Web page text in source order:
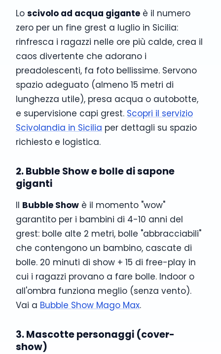
Lo scivolo ad acqua gigante è il numero
zero per un fine grest a luglio in Sicilia:
rinfresca i ragazzi nelle ore più calde, crea il
caos divertente che adorano i
preadolescenti, fa foto bellissime. Servono
spazio adeguato (almeno 15 metri di
lunghezza utile), presa acqua o autobotte,
e supervisione capi grest. Scopri il servizio
Scivolandia in Sicilia per dettagli su spazio
richiesto e logistica.
2. Bubble Show e bolle di sapone
giganti
Il Bubble Show è il momento "wow"
garantito per i bambini di 4-10 anni del
grest: bolle alte 2 metri, bolle "abbracciabili"
che contengono un bambino, cascate di
bolle. 20 minuti di show + 15 di free-play in
cui i ragazzi provano a fare bolle. Indoor o
all'ombra funziona meglio (senza vento).
Vai a Bubble Show Mago Max.
3. Mascotte personaggi (cover-
show)